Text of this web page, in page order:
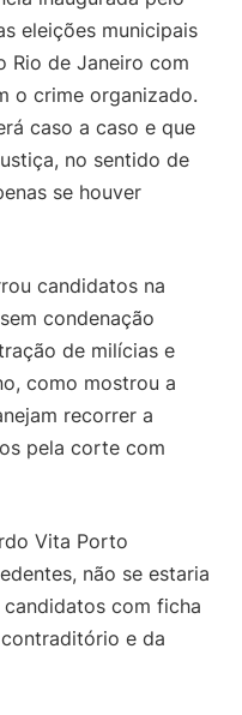
eleições municipais
Rio de Janeiro com
o crime organizado.
caso a caso e que
no sentido de
se houver
candidatos na
condenação
de milícias e
como mostrou a
recorrer a
pela corte com
Vita Porto
não se estaria
com ficha
e da